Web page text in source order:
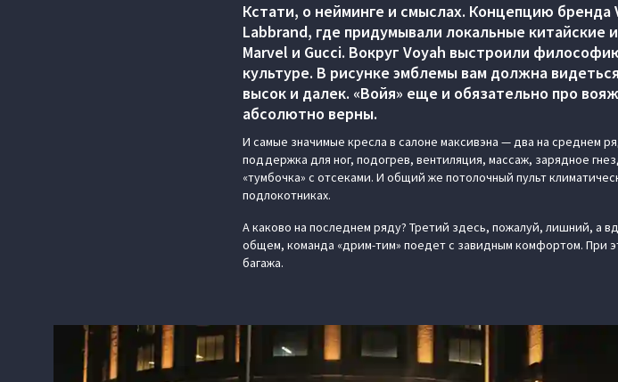
Кстати, о нейминге и смыслах. Концепцию бренда
Labbrand, где придумывали локальные китайские
Marvel и Gucci. Вокруг Voyah выстроили
культуре. В рисунке эмблемы вам должна
высок и далек. «Войя» еще и обязательно про
абсолютно верны.
И самые значимые кресла в салоне максивэна — два на среднем
поддержка для ног, подогрев, вентиляция, массаж, зарядное
«тумбочка» с отсеками. И общий же потолочный пульт
подлокотниках.
А каково на последнем ряду? Третий здесь, пожалуй, лишний, а
общем, команда «дрим-тим» поедет с завидным комфортом. При
багажа.